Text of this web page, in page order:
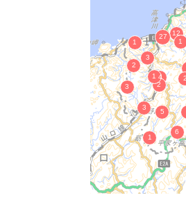
横笛銘元興寺
堀尾山城守給帳
墨書顕如上人真
松江藩給帳
布志名焼御用窯
六角地蔵燈篭
御入湯御用御宿
御入湯御用御宿
湯之助文書
松江市所有検